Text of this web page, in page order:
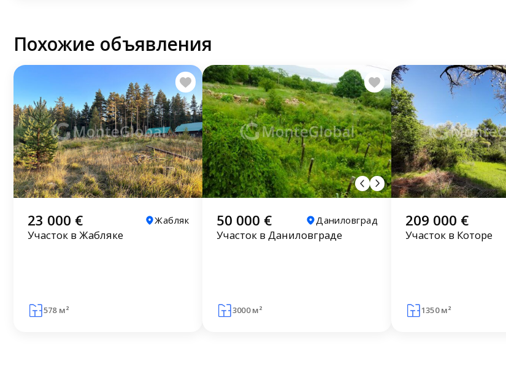
Похожие объявления
23 000 € Жабляк
Участок в Жабляке
578 м²
50 000 € Даниловград
Участок в Даниловграде
3000 м²
209 000 €
Участок в Которе
1350 м²